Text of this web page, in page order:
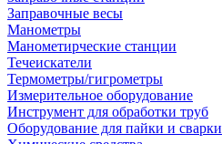
Заправочные весы
Манометры
Манометирческие станции
Течеискатели
Термометры/гигрометры
Измерительное оборудование
Инструмент для обработки труб
Оборудование для пайки и сварки